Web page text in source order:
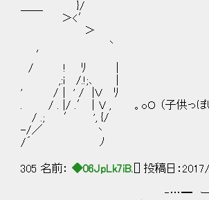
＿＿ }/
＞<′
＞
丶
′
/ ! ﾘ ｜
,:i /.!;､ ｜
' /｜ ' / |Ｖ ﾘ
. / . |/ .′｜V , 。oＯ （子供っぽい
/ .; ′ ', {/
-/／ 丶
/´ ﾉ
305 名前： ◆06JpLk7iB. [] 投稿日：
‐…━ ー―......¨{ ）